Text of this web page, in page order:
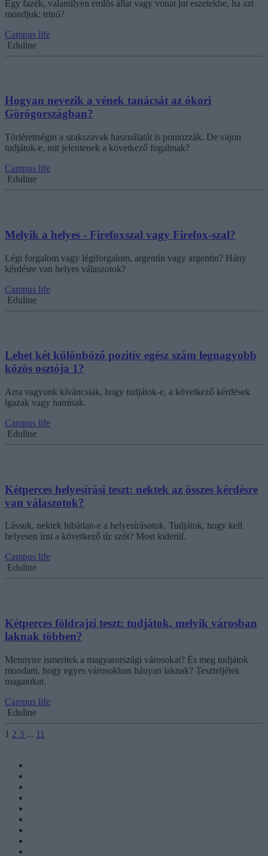
Egy fazék, valamilyen emlős állat vagy vonat jut eszetekbe, ha azt
mondjuk: trinó?
Campus life
Eduline
Hogyan nevezik a vének tanácsát az ókori
Görögországban?
Töriérettségin a szakszavak használatát is pontozzák. De vajon
tudjátok-e, mit jelentenek a következő fogalmak?
Campus life
Eduline
Melyik a helyes - Firefoxszal vagy Firefox-szal?
Légi forgalom vagy légiforgalom, argentín vagy argentin? Hány
kérdésre van helyes válaszotok?
Campus life
Eduline
Lehet két különböző pozitív egész szám legnagyobb
közös osztója 1?
Arra vagyunk kíváncsiak, hogy tudjátok-e, a következő kérdések
igazak vagy hamisak.
Campus life
Eduline
Kétperces helyesírási teszt: nektek az összes kérdésre
van válaszotok?
Lássuk, nektek hibátlan-e a helyesírásotok. Tudjátok, hogy kell
helyesen írni a következő tíz szót? Most kiderül.
Campus life
Eduline
Kétperces földrajzi teszt: tudjátok, melyik városban
laknak többen?
Mennyire ismeritek a magyarországi városokat? És meg tudjátok
mondani, hogy egyes városokban hányan laknak? Teszteljétek
magatokat.
Campus life
Eduline
1 2 3 ... 11